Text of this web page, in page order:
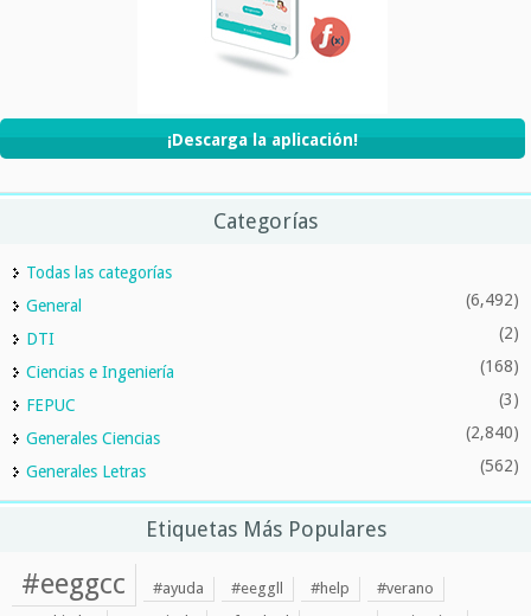
¡Descarga la aplicación!
Categorías
Todas las categorías
General
(6,492)
DTI (2)
Ciencias e Ingeniería (168)
FEPUC (3)
Generales Ciencias (2,840)
Generales Letras (562)
Etiquetas Más Populares
#eeggcc #ayuda #eeggll #help
#verano